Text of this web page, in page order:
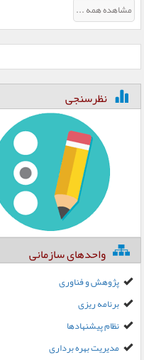
مشاهده همه ...
واحدهای سازمانی
پژوهش و فناوری
برنامه ریزی
نظام پیشنهادها
مدیریت بهره برداری
نظرسنجی